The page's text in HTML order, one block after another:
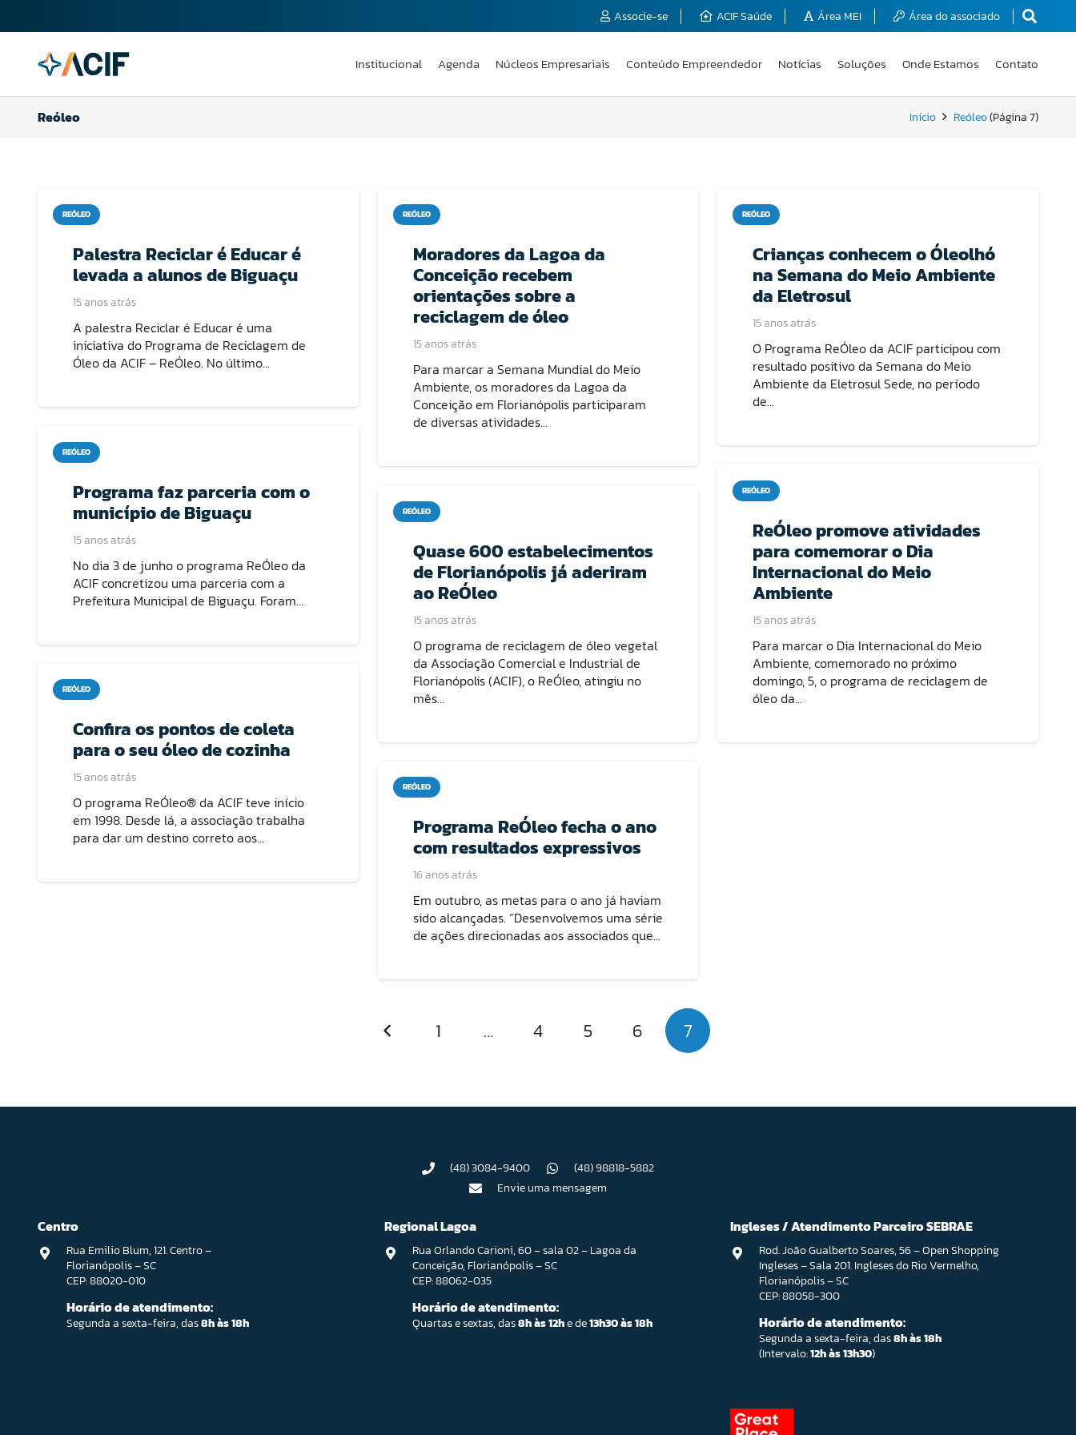
Associe-se ACIF Saúde Área MEI Área do associado
Institucional Agenda Núcleos Empresariais Conteúdo Empreendedor Notícias Soluções Onde Estamos Contato
Reóleo Início Reóleo(Página 7)
REÓLEO
Palestra Reciclar é Educar é
levada a alunos de Biguaçu
15 anos atrás
A palestra Reciclar é Educar é uma
iniciativa do Programa de Reciclagem de
Óleo da ACIF – ReÓleo. No último…
REÓLEO
Moradores da Lagoa da
Conceição recebem
orientações sobre a
reciclagem de óleo
15 anos atrás
Para marcar a Semana Mundial do Meio
Ambiente, os moradores da Lagoa da
Conceição em Florianópolis participaram
de diversas atividades…
REÓLEO
Crianças conhecem o Óleolhó
na Semana do Meio Ambiente
da Eletrosul
15 anos atrás
O Programa ReÓleo da ACIF participou com
resultado positivo da Semana do Meio
Ambiente da Eletrosul Sede, no período
de…
REÓLEO
Programa faz parceria com o
município de Biguaçu
15 anos atrás
No dia 3 de junho o programa ReÓleo da
ACIF concretizou uma parceria com a
Prefeitura Municipal de Biguaçu. Foram…
REÓLEO
ReÓleo promove atividades
para comemorar o Dia
Internacional do Meio
Ambiente
15 anos atrás
Para marcar o Dia Internacional do Meio
Ambiente, comemorado no próximo
domingo, 5, o programa de reciclagem de
óleo da…
REÓLEO
Quase 600 estabelecimentos
de Florianópolis já aderiram
ao ReÓleo
15 anos atrás
O programa de reciclagem de óleo vegetal
da Associação Comercial e Industrial de
Florianópolis (ACIF), o ReÓleo, atingiu no
mês…
REÓLEO
Confira os pontos de coleta
para o seu óleo de cozinha
15 anos atrás
O programa ReÓleo® da ACIF teve início
em 1998. Desde lá, a associação trabalha
para dar um destino correto aos…
REÓLEO
Programa ReÓleo fecha o ano
com resultados expressivos
16 anos atrás
Em outubro, as metas para o ano já haviam
sido alcançadas. “Desenvolvemos uma série
de ações direcionadas aos associados que…
1 … 4 5 6 7
(48) 3084-9400
(48) 98818-5882
Envie uma mensagem
Centro
Rua Emilio Blum, 121. Centro –
Florianópolis – SC
CEP: 88020-010
Horário de atendimento:
Segunda a sexta-feira, das8h às 18h
Regional Lagoa
Rua Orlando Carioni, 60 – sala 02 – Lagoa da
Conceição, Florianópolis – SC
CEP: 88062-035
Horário de atendimento:
Quartas e sextas, das8h às 12he de13h30 às 18h
Ingleses / Atendimento Parceiro SEBRAE
Rod. João Gualberto Soares, 56 – Open Shopping
Ingleses – Sala 201. Ingleses do Rio Vermelho,
Florianópolis – SC
CEP: 88058-300
Horário de atendimento:
Segunda a sexta-feira, das8h às 18h
(Intervalo:12h às 13h30)